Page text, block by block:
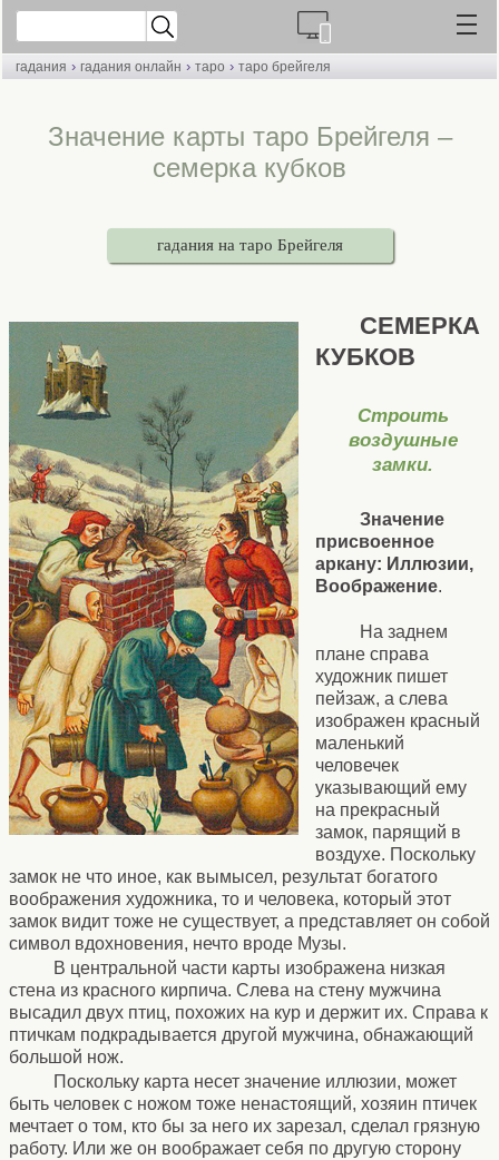
гадания › гадания онлайн › таро › таро брейгеля
Значение карты таро Брейгеля –
семерка кубков
гадания на таро Брейгеля
СЕМЕРКА
КУБКОВ
Строить
воздушные
замки.
Значение
присвоенное
аркану: Иллюзии,
Воображение.
На заднем
плане справа
художник пишет
пейзаж, а слева
изображен красный
маленький
человечек
указывающий ему
на прекрасный
замок, парящий в
воздухе. Поскольку
замок не что иное, как вымысел, результат богатого
воображения художника, то и человека, который этот
замок видит тоже не существует, а представляет он собой
символ вдохновения, нечто вроде Музы.
В центральной части карты изображена низкая
стена из красного кирпича. Слева на стену мужчина
высадил двух птиц, похожих на кур и держит их. Справа к
птичкам подкрадывается другой мужчина, обнажающий
большой нож.
Поскольку карта несет значение иллюзии, может
быть человек с ножом тоже ненастоящий, хозяин птичек
мечтает о том, кто бы за него их зарезал, сделал грязную
работу. Или же он воображает себя по другую сторону